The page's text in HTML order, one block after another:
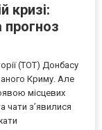
кризі:
прогноз
(ТОТ) Донбасу
Криму. Але
місцевих
чати з’явилися